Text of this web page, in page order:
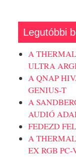
Legutóbbi
A
ULTRA
A QNAP
GENIUS-T
A
AUDIÓ
FEDEZD
A
EX RGB